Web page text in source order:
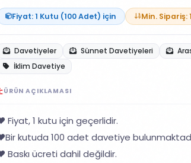
Fiyat: 1 Kutu (100 Adet) için Min. Sipariş:
Davetiyeler Sünnet Davetiyeleri
İklim Davetiye
ÜRÜN AÇIKLAMASI
Fiyat, 1 kutu için geçerlidir.
kutuda 100 adet davetiye
Baskı ücreti dahil değildir.